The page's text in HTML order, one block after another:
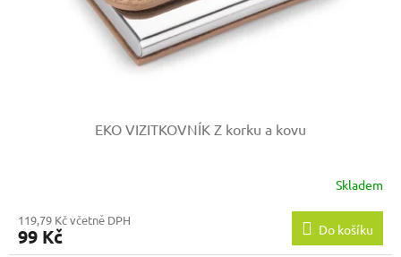
EKO VIZITKOVNÍK Z korku a kovu
Skladem
119,79 Kč včetně DPH
99 Kč Do košíku